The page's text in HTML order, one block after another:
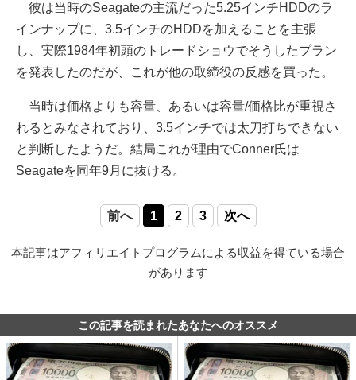
彼は当時のSeagateの主流だった5.25インチHDDのラ
インナップに、3.5インチのHDDを加えることを主張
し、実際1984年初頭のトレードショウでそうしたプラン
を発表したのだが、これが他の取締役の反感を買った。
当時は価格よりも容量、あるいは容量/価格比が重視さ
れるとみなされており、3.5インチでは太刀打ちできない
と判断したようだ。結局これが理由でConner氏は
Seagateを同年9月に抜ける。
前へ 1 2 3 次へ
本記事はアフィリエイトプログラムによる収益を得ている場合
があります
この記事を読まれたあなたへのオススメ